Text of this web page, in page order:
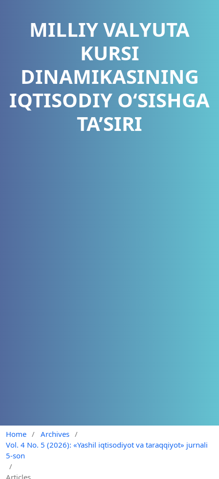
MILLIY VALYUTA
KURSI
DINAMIKASINING
IQTISODIY O‘SISHGA
TA’SIRI
Home / Archives /
Vol. 4 No. 5 (2026): «Yashil iqtisodiyot va taraqqiyot» jurnali
5-son
/
Articles